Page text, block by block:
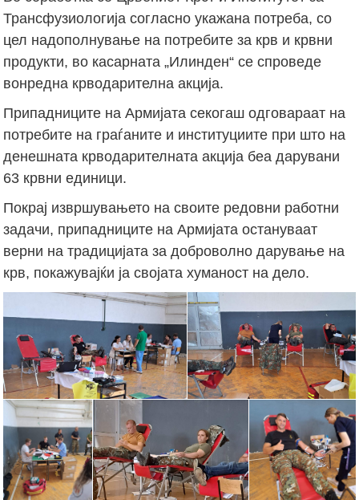
Трансфузиологија согласно укажана потреба, со
цел надополнување на потребите за крв и крвни
продукти, во касарната „Илинден“ се спроведе
вонредна крводарителна акција.
Припадниците на Армијата секогаш одговараат на
потребите на граѓаните и институциите при што на
денешната крводарителната акција беа дарувани
63 крвни единици.
Покрај извршувањето на своите редовни работни
задачи, припадниците на Армијата остануваат
верни на традицијата за доброволно дарување на
крв, покажувајќи ја својата хуманост на дело.